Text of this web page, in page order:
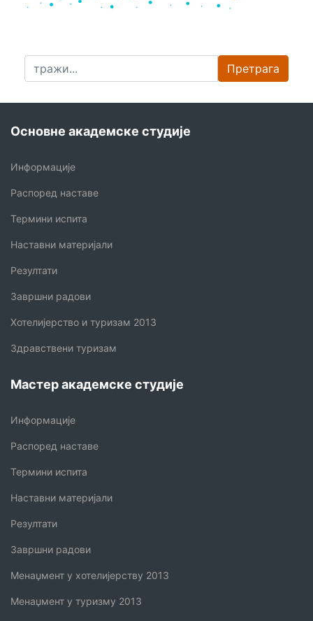
Претрага
Основне академске студије
Информације
Распоред наставе
Термини испита
Наставни материјали
Резултати
Завршни радови
Хотелијерство и туризам 2013
Здравствени туризам
Мастер академске студије
Информације
Распоред наставе
Термини испита
Наставни материјали
Резултати
Завршни радови
Менаџмент у хотелијерству 2013
Менаџмент у туризму 2013